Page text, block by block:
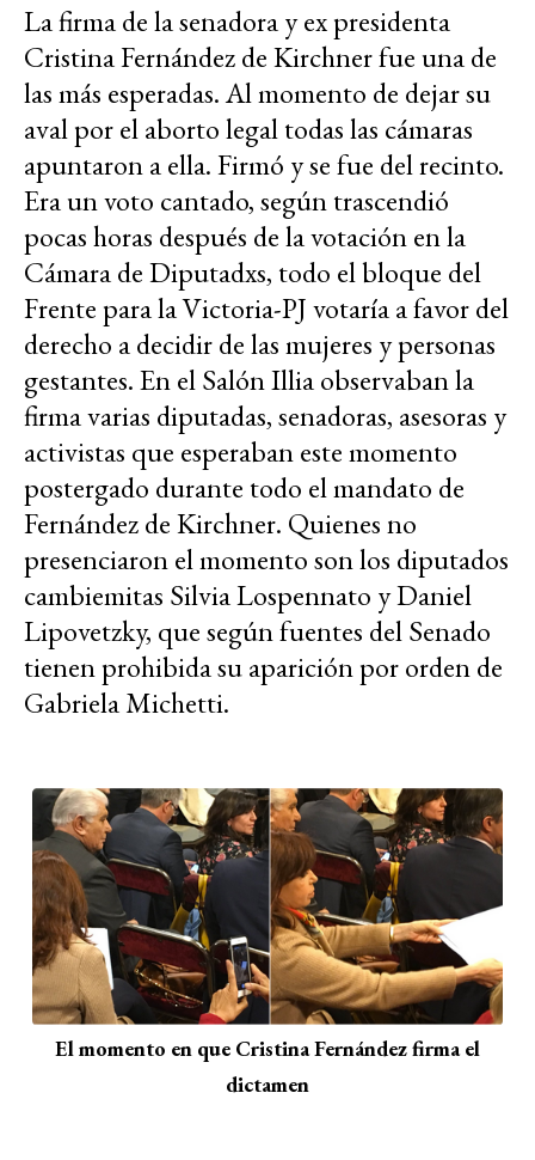
La firma de la senadora y ex presidenta
Cristina Fernández de Kirchner fue una de
las más esperadas. Al momento de dejar su
aval por el aborto legal todas las cámaras
apuntaron a ella. Firmó y se fue del recinto.
Era un voto cantado, según trascendió
pocas horas después de la votación en la
Cámara de Diputadxs, todo el bloque del
Frente para la Victoria-PJ votaría a favor del
derecho a decidir de las mujeres y personas
gestantes. En el Salón Illia observaban la
firma varias diputadas, senadoras, asesoras y
activistas que esperaban este momento
postergado durante todo el mandato de
Fernández de Kirchner. Quienes no
presenciaron el momento son los diputados
cambiemitas Silvia Lospennato y Daniel
Lipovetzky, que según fuentes del Senado
tienen prohibida su aparición por orden de
Gabriela Michetti.
El momento en que Cristina Fernández firma el
dictamen